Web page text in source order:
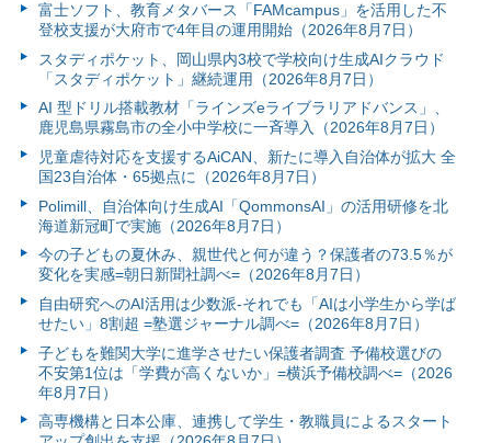
富⼠ソフト、教育メタバース「FAMcampus」を活用した不
登校支援が大府市で4年目の運用開始（2026年8月7日）
スタディポケット、岡山県内3校で学校向け生成AIクラウド
「スタディポケット」継続運用（2026年8月7日）
AI 型ドリル搭載教材「ラインズeライブラリアドバンス」、
鹿児島県霧島市の全小中学校に一斉導入（2026年8月7日）
児童虐待対応を支援するAiCAN、新たに導入自治体が拡大 全
国23自治体・65拠点に（2026年8月7日）
Polimill、自治体向け生成AI「QommonsAI」の活用研修を北
海道新冠町で実施（2026年8月7日）
今の子どもの夏休み、親世代と何が違う？保護者の73.5％が
変化を実感=朝日新聞社調べ=（2026年8月7日）
自由研究へのAI活用は少数派-それでも「AIは小学生から学ば
せたい」8割超 =塾選ジャーナル調べ=（2026年8月7日）
子どもを難関大学に進学させたい保護者調査 予備校選びの
不安第1位は「学費が高くないか」=横浜予備校調べ=（2026
年8月7日）
高専機構と日本公庫、連携して学生・教職員によるスタート